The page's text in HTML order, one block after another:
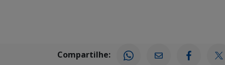
Compartilhe: